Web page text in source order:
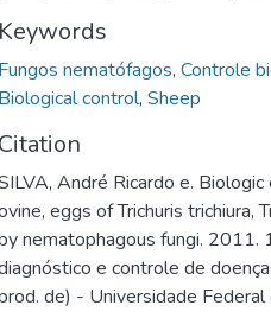
Keywords
Fungos nematófagos, Controle
Biological control, Sheep
Citation
André Ricardo e.
eggs of Trichuris trichiura,
nematophagous fungi. 2011.
e controle de
de) - Universidade